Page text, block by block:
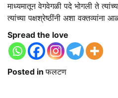
माध्यमातून वेगवेगळी पदे भोगली ते
त्यांच्या पक्षश्रेष्ठींनी अशा वक्तव्यांना
Spread the love
Posted inफलटण